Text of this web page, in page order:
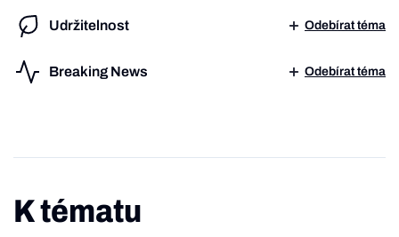
Udržitelnost Odebírat téma
Breaking News Odebírat téma
K tématu